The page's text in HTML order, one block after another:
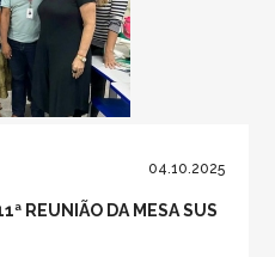
04.10.2025
REUNIÃO DA MESA SUS